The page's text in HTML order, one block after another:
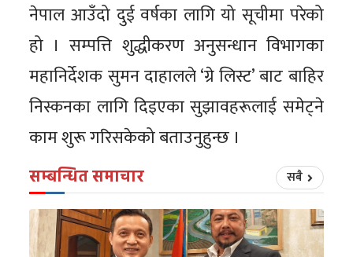
नेपाल आउँदो दुई वर्षका लागि यो सूचीमा परेको
हो । सम्पत्ति शुद्धीकरण अनुसन्धान विभागका
महानिर्देशक सुमन दाहालले ‘ग्रे लिस्ट’ बाट बाहिर
निस्कनका लागि दिइएका सुझावहरूलाई समेट्ने
काम शुरू गरिसकेको बताउनुहुन्छ ।
सम्बन्धित समाचार सबै